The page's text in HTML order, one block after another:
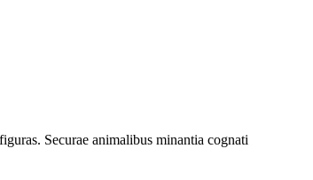
Securae animalibus minantia cognati